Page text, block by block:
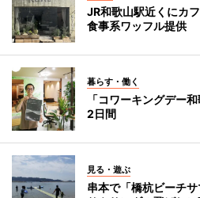
JR和歌山駅近くにカ
食事系ワッフル提供
暮らす・働く
「コワーキングデー
2日間
見る・遊ぶ
串本で「橋杭ビーチ